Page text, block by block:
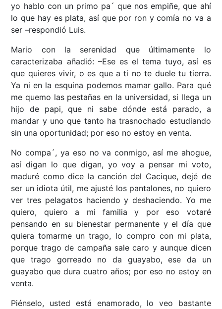
yo hablo con un primo pa´ que nos empiñe, que ahí
lo que hay es plata, así que por ron y comía no va a
ser –respondió Luis.
Mario con la serenidad que últimamente lo
caracterizaba añadió: –Ese es el tema tuyo, así es
que quieres vivir, o es que a ti no te duele tu tierra.
Ya ni en la esquina podemos mamar gallo. Para qué
me quemo las pestañas en la universidad, si llega un
hijo de papi, que ni sabe dónde está parado, a
mandar y uno que tanto ha trasnochado estudiando
sin una oportunidad; por eso no estoy en venta.
No compa´, ya eso no va conmigo, así me ahogue,
así digan lo que digan, yo voy a pensar mi voto,
maduré como dice la canción del Cacique, dejé de
ser un idiota útil, me ajusté los pantalones, no quiero
ver tres pelagatos haciendo y deshaciendo. Yo me
quiero, quiero a mi familia y por eso votaré
pensando en su bienestar permanente y el día que
quiera tomarme un trago, lo compro con mi plata,
porque trago de campaña sale caro y aunque dicen
que trago gorreado no da guayabo, ese da un
guayabo que dura cuatro años; por eso no estoy en
venta.
Piénselo, usted está enamorado, lo veo bastante